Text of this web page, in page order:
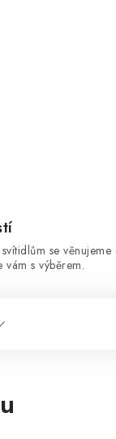
se věnujeme
s výběrem.